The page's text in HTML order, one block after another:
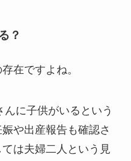
？
在ですよね。
に子供がいるという
や出産報告も確認さ
は夫婦二人という見